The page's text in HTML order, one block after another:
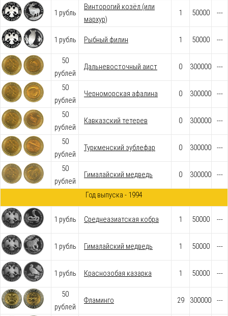
1 рубль
Винторогий козёл (или
мархур)
1 50000 ---
1 рубль Рыбный филин 1 50000 ---
50
рублей
Дальневосточный аист 0 300000 ---
50
рублей
Черноморская афалина 0 300000 ---
50
рублей
Кавказский тетерев 0 300000 ---
50
рублей
Туркменский эублефар 0 300000 ---
50
рублей
Гималайский медведь 0 300000 ---
Год выпуска - 1994
1 рубль Среднеазиатская кобра 1 50000 ---
1 рубль Гималайский медведь 1 50000 ---
1 рубль Краснозобая казарка 1 50000 ---
50
рублей
Фламинго 29 300000 ---